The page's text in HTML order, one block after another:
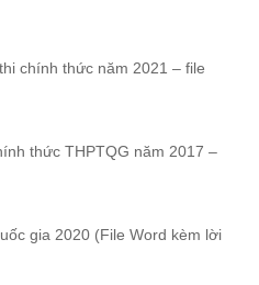
chính thức năm 2021 – file
thức THPTQG năm 2017 –
gia 2020 (File Word kèm lời